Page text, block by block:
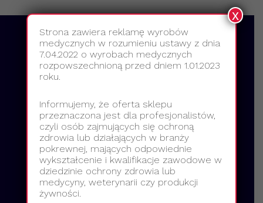
Strona zawiera reklamę wyrobów
medycznych w rozumieniu ustawy z dnia
7.04.2022 o wyrobach medycznych
rozpowszechnioną przed dniem 1.01.2023
roku.
Informujemy, że oferta sklepu
przeznaczona jest dla profesjonalistów,
czyli osób zajmujących się ochroną
zdrowia lub działających w branży
pokrewnej, mających odpowiednie
wykształcenie i kwalifikacje zawodowe w
dziedzinie ochrony zdrowia lub
medycyny, weterynarii czy produkcji
żywności.
x